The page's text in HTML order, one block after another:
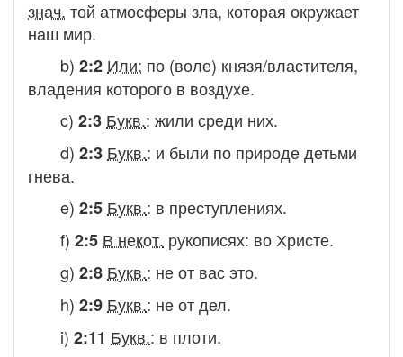
знач. той атмосферы зла, которая окружает
наш мир.
b) 2:2 Или: по (воле) князя/властителя,
владения которого в воздухе.
c) 2:3 Букв.: жили среди них.
d) 2:3 Букв.: и были по природе детьми
гнева.
e) 2:5 Букв.: в преступлениях.
f) 2:5 В некот. рукописях: во Христе.
g) 2:8 Букв.: не от вас это.
h) 2:9 Букв.: не от дел.
i) 2:11 Букв.: в плоти.